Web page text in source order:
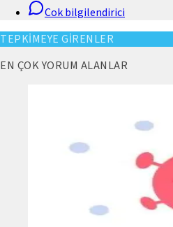
Cok bilgilendirici
TEPKİMEYE GİRENLER
EN ÇOK YORUM ALANLAR